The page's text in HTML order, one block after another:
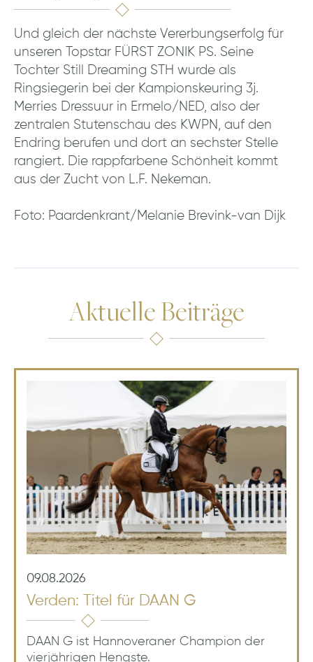
Und gleich der nächste Vererbungserfolg für
unseren Topstar FÜRST ZONIK PS. Seine
Tochter Still Dreaming STH wurde als
Ringsiegerin bei der Kampionskeuring 3j.
Merries Dressuur in Ermelo/NED, also der
zentralen Stutenschau des KWPN, auf den
Endring berufen und dort an sechster Stelle
rangiert. Die rappfarbene Schönheit kommt
aus der Zucht von L.F. Nekeman.
Foto: Paardenkrant/Melanie Brevink-van Dijk
Aktuelle Beiträge
09.08.2026
Verden: Titel für DAAN G
DAAN G ist Hannoveraner Champion der
vierjährigen Hengste.